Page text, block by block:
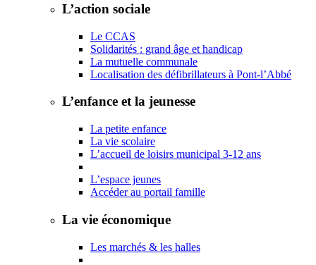
L’action sociale
Le CCAS
Solidarités : grand âge et handicap
La mutuelle communale
Localisation des défibrillateurs à Pont-l’Abbé
L’enfance et la jeunesse
La petite enfance
La vie scolaire
L’accueil de loisirs municipal 3-12 ans
L’espace jeunes
Accéder au portail famille
La vie économique
Les marchés & les halles